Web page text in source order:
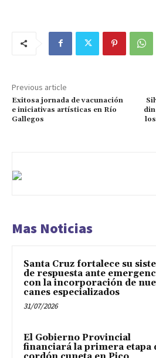
Previous article
Exitosa jornada de vacunación
e iniciativas artísticas en Río
Gallegos
Mas Noticias
Santa Cruz fortalece su
de respuesta ante
con la incorporación de
canes especializados
31/07/2026
El Gobierno Provincial
financiará la primera etapa